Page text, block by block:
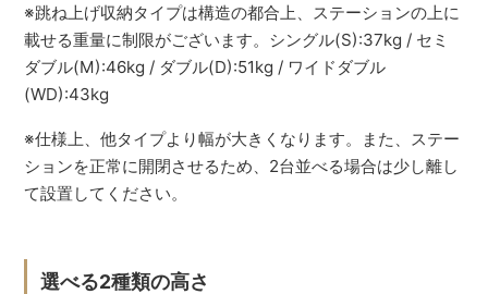
※跳ね上げ収納タイプは構造の都合上、ステーションの上に
載せる重量に制限がございます。シングル(S):37kg / セミ
ダブル(M):46kg / ダブル(D):51kg / ワイドダブル
(WD):43kg
※仕様上、他タイプより幅が大きくなります。また、ステー
ションを正常に開閉させるため、2台並べる場合は少し離し
て設置してください。
選べる2種類の高さ